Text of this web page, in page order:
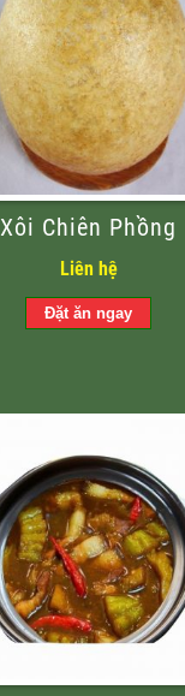
Xôi Chiên Phồng
Liên hệ